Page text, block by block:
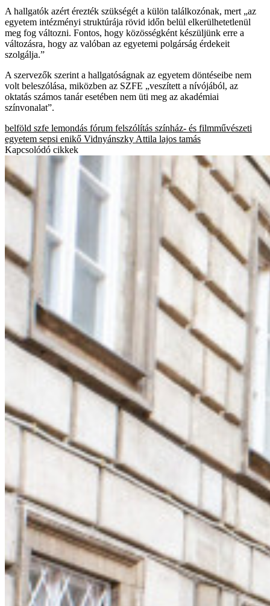
A hallgatók azért érezték szükségét a külön találkozónak, mert „az
egyetem intézményi struktúrája rövid időn belül elkerülhetetlenül
meg fog változni. Fontos, hogy közösségként készüljünk erre a
változásra, hogy az valóban az egyetemi polgárság érdekeit
szolgálja.”
A szervezők szerint a hallgatóságnak az egyetem döntéseibe nem
volt beleszólása, miközben az SZFE „veszített a nívójából, az
oktatás számos tanár esetében nem üti meg az akadémiai
színvonalat”.
belföld szfe lemondás fórum felszólítás színház- és filmművészeti
egyetem sepsi enikő Vidnyánszky Attila lajos tamás
Kapcsolódó cikkek